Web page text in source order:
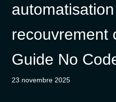
automatisation
recouvrement
Guide No
23 novembre 2025